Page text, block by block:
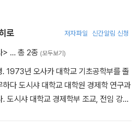
로 저자파일 신간알림 신청
> … 총 2종 (모두보기)
1973년 오사카 대학교 기초공학부를 졸
다 도시샤 대학교 대학원 경제학 연구과
도시샤 대학교 경제학부 조교, 전임 강사,